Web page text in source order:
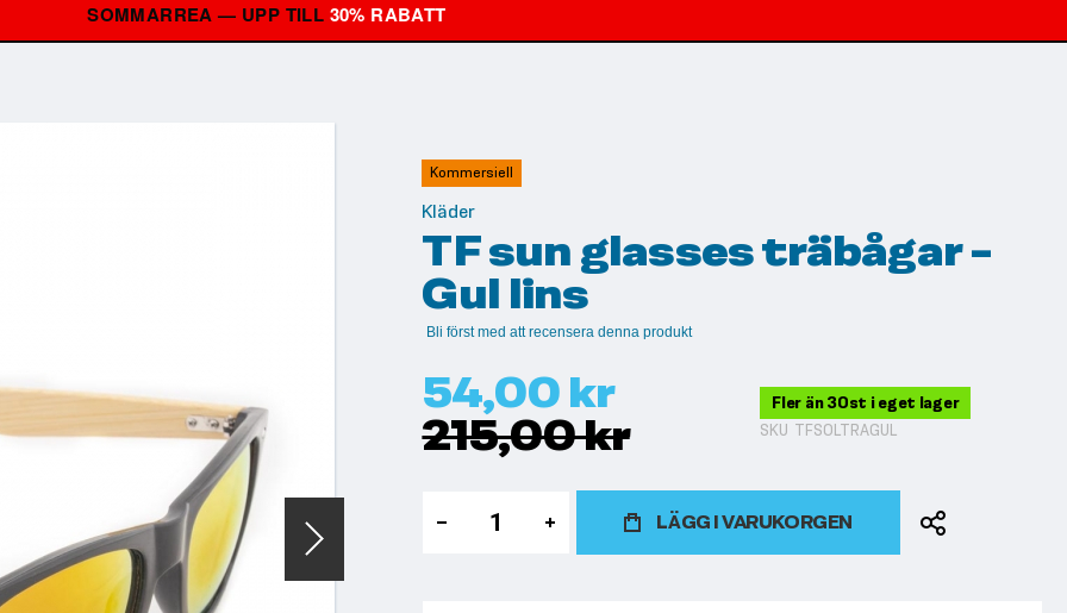
SOMMARREA — UPP TILL 30% RABATT
Kommersiell
Kläder
TF sun glasses träbågar -
Gul lins
Bli först med att recensera denna produkt
54,00 kr
215,00 kr
Fler än 30st i eget lager
SKU TFSOLTRAGUL
LÄGG I VARUKORGEN